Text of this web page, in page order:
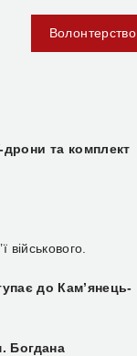
Волонтерство
дрони та комплект
військового.
до Кам’янець-
Богдана